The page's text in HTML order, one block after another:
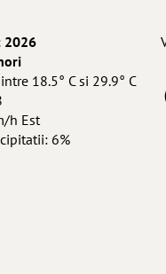
2026
18.5° C si 29.9° C
h Est
6%